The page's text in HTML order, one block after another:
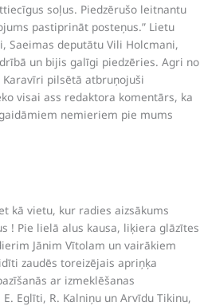
soļus. Piedzērušo leitnantu
pastiprināt posteņus.” Lietu
Saeimas deputātu Vili Holcmani,
un bijis galīgi piedzēries. Agri no
pilsētā atbruņojuši
visai ass redaktora komentārs, ka
nemieriem pie mums
kā vietu, kur radies aizsākums
! Pie lielā alus kausa, liķiera glāzītes
Jānim Vītolam un vairākiem
zaudēs toreizējais apriņķa
ar izmeklēšanas
Eglīti, R. Kalniņu un Arvīdu Tikinu,